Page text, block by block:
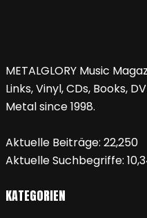
METALGLORY Music
Links, Vinyl, CDs, Books,
Metal since 1998.
Aktuelle Beiträge: 22,250
Aktuelle Suchbegriffe:
KATEGORIEN